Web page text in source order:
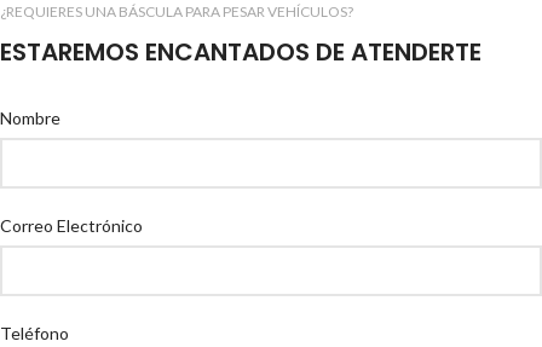
¿REQUIERES UNA BÁSCULA PARA PESAR VEHÍCULOS?
ESTAREMOS ENCANTADOS DE ATENDERTE
Nombre
Correo Electrónico
Teléfono